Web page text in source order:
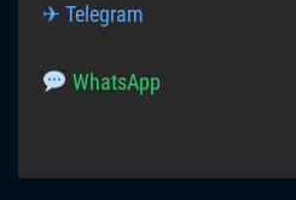
✈ Telegram
WhatsApp